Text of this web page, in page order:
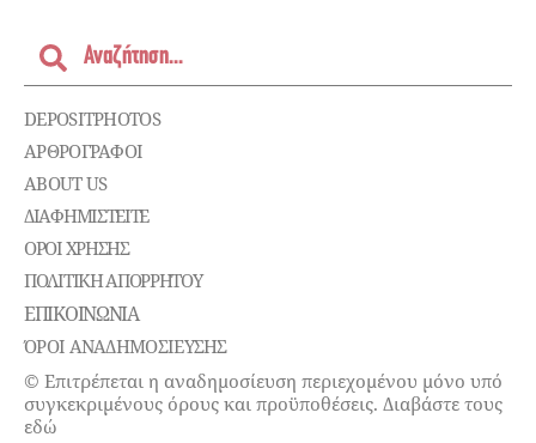
DEPOSITPHOTOS
ΑΡΘΡΟΓΡΑΦΟΙ
ABOUT US
ΔΙΑΦΗΜΙΣΤΕΊΤΕ
ΌΡΟΙ ΧΡΉΣΗΣ
ΠΟΛΙΤΙΚΉ ΑΠΟΡΡΉΤΟΥ
ΕΠΙΚΟΙΝΩΝΊΑ
ΌΡΟΙ ΑΝΑΔΗΜΟΣΙΕΥΣΗΣ
© Επιτρέπεται η αναδημοσίευση περιεχομένου μόνο υπό
συγκεκριμένους όρους και προϋποθέσεις. Διαβάστε τους
εδώ